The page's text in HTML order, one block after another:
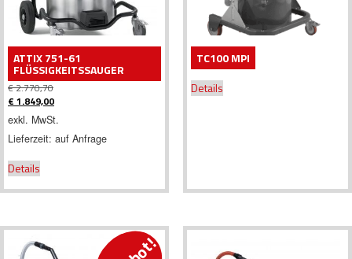
ATTIX 751-61
FLÜSSIGKEITSSAUGER
€2.770,70
Ursprünglicher
Preis
war:
€ 2.770,70
€ 1.849,00
Aktueller
Preis
ist:
exkl. MwSt.
Lieferzeit: auf Anfrage
Details
TC100 MPI
Details